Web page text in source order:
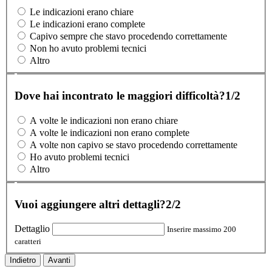
Le indicazioni erano chiare
Le indicazioni erano complete
Capivo sempre che stavo procedendo correttamente
Non ho avuto problemi tecnici
Altro
Dove hai incontrato le maggiori difficoltà?1/2
A volte le indicazioni non erano chiare
A volte le indicazioni non erano complete
A volte non capivo se stavo procedendo correttamente
Ho avuto problemi tecnici
Altro
Vuoi aggiungere altri dettagli?2/2
Dettaglio
Inserire massimo 200
caratteri
Indietro Avanti